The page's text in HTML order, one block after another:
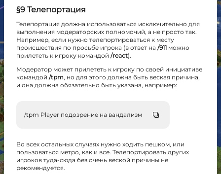
§9 Телепортация
Телепортация должна использоваться исключительно для
выполнения модераторских полномочий, а не просто так.
Например, если нужно телепортироваться к месту
происшествия по просьбе игрока (в ответ на /911 можно
прилететь к игроку командой /react).
Модератор может прилететь к игроку по своей инициативе
командой /tpm, но для этого должна быть веская причина,
и она должна обязательно быть указана, например:
/tpm Player подозрение на вандализм
Во всех остальных случаях нужно ходить пешком, или
пользоваться метро, как и все. Телепортировать других
игроков туда-сюда без очень веской причины не
рекомендуется.